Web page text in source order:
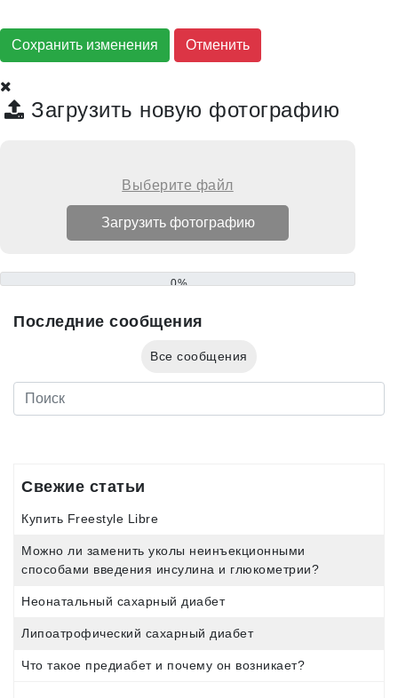
Сохранить изменения
Загрузить новую фотографию
Выберите файл
0%
Последние сообщения
Все сообщения
Свежие статьи
Купить Freestyle Libre
Можно ли заменить уколы неинъекционными
способами введения инсулина и глюкометрии?
Неонатальный сахарный диабет
Липоатрофический сахарный диабет
Что такое предиабет и почему он возникает?